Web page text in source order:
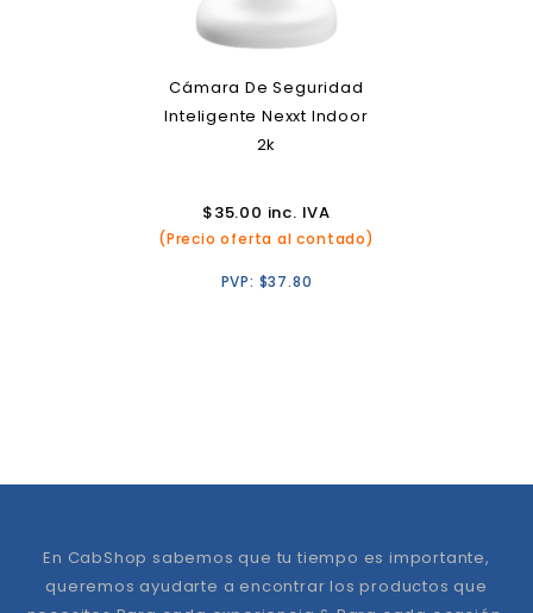
Cámara De Seguridad
Inteligente Nexxt Indoor
2k
$35.00 inc. IVA
(Precio oferta al contado)
PVP: $37.80
En CabShop sabemos que tu tiempo es importante,
queremos ayudarte a encontrar los productos que